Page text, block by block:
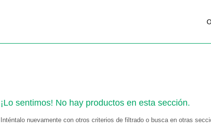
¡Lo sentimos! No hay productos en esta sección.
Inténtalo nuevamente con otros criterios de filtrado o busca en otras